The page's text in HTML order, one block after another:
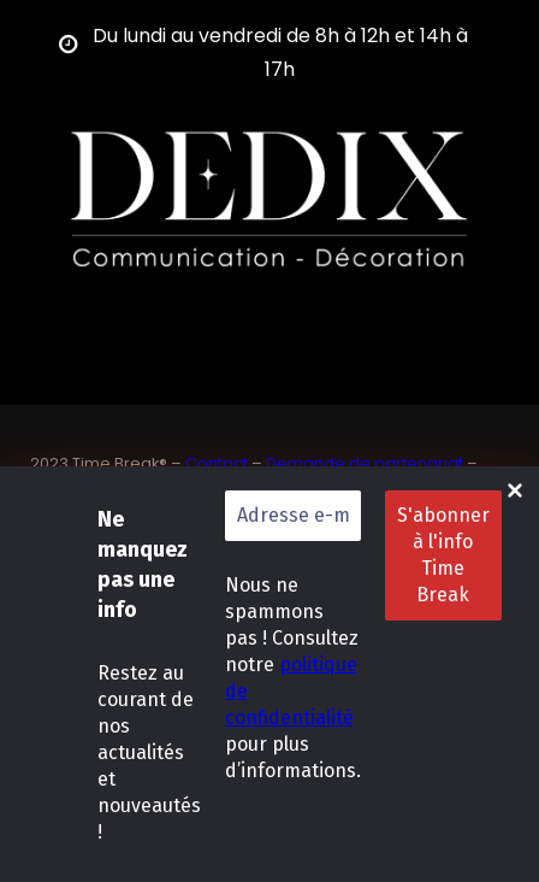
Ne
manquez
pas une
info
Restez au
courant de
nos
actualités
et
nouveautés
!
Nous ne
spammons
pas ! Consultez
notre politique
de
confidentialité
pour plus
d’informations.
Du lundi au vendredi de 8h à 12h et 14h à
17h
2023 Time Break® –Contact–Demande de partenariat–
Sponsoriser un joueur de padel français
SASU Dedix Communication – 87 rue de Mireille – 83 150
Bandol – Var
Conditions
générales de location
Follow Us :LinkedIn
Instagram